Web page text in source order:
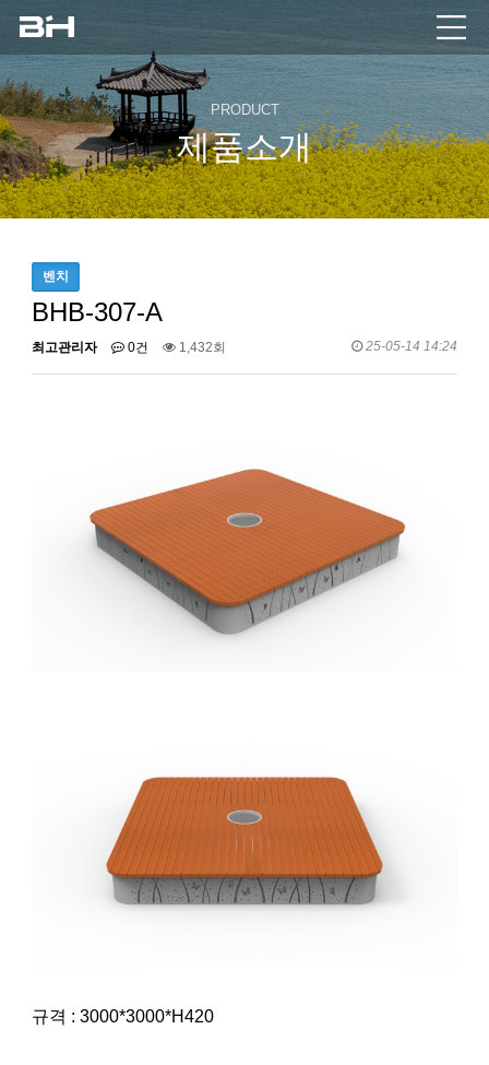
PRODUCT
제품소개
벤치
BHB-307-A
최고관리자 0건 1,432회 25-05-14 14:24
규격 : 3000*3000*H420